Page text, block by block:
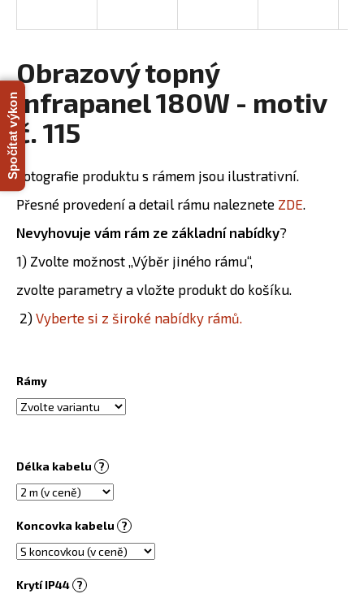
Obrazový topný
infrapanel 180W - motiv
č. 115
Fotografie produktu s rámem jsou ilustrativní.
Přesné provedení a detail rámu naleznete ZDE.
Nevyhovuje vám rám ze základní nabídky?
1) Zvolte možnost „Výběr jiného rámu“,
zvolte parametry a vložte produkt do košíku.
2) Vyberte si z široké nabídky rámů.
Rámy
Délka kabelu ?
Koncovka kabelu ?
Krytí IP44 ?
í
t
?
D
p
o
u
j
e
e
INFRAPANEL
-
VLASTNÍ
MOTIV
800
Spočítat výkon